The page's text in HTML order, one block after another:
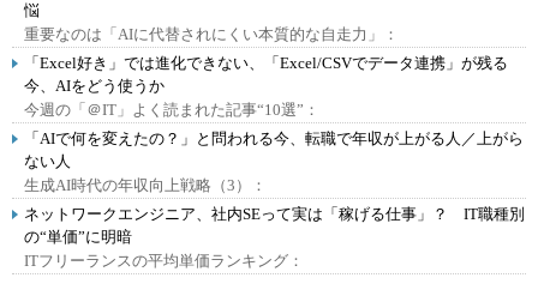
悩
重要なのは「AIに代替されにくい本質的な自走力」：
「Excel好き」では進化できない、「Excel/CSVでデータ連携」が残る
今、AIをどう使うか
今週の「＠IT」よく読まれた記事“10選”：
「AIで何を変えたの？」と問われる今、転職で年収が上がる人／上がら
ない人
生成AI時代の年収向上戦略（3）：
ネットワークエンジニア、社内SEって実は「稼げる仕事」？ IT職種別
の“単価”に明暗
ITフリーランスの平均単価ランキング：